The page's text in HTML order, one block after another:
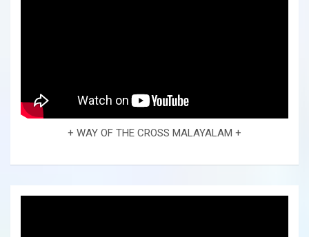
+ WAY OF THE CROSS MALAYALAM +